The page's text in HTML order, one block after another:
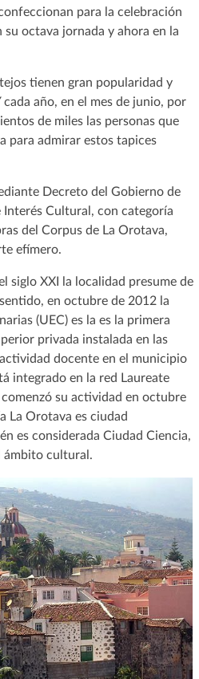
para la celebración
octava jornada y ahora en la
tienen gran popularidad y
año, en el mes de junio, por
de miles las personas que
para admirar estos tapices
Decreto del Gobierno de
Interés Cultural, con categoría
del Corpus de La Orotava,
efímero.
siglo XXI la localidad presume de
en octubre de 2012 la
(UEC) es la es la primera
privada instalada en las
docente en el municipio
integrado en la red Laureate
su actividad en octubre
La Orotava es ciudad
es considerada Ciudad Ciencia,
ámbito cultural.